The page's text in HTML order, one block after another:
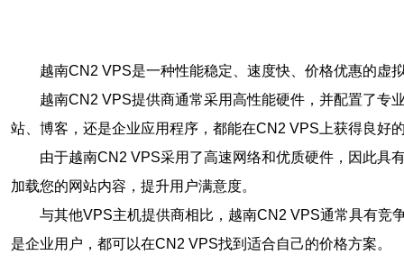
越南CN2 VPS是一种性能稳定、速度快、价格优惠的虚
越南CN2 VPS提供商通常采用高性能硬件，并配置了专
站、博客，还是企业应用程序，都能在CN2 VPS上获得良好
由于越南CN2 VPS采用了高速网络和优质硬件，因此具
加载您的网站内容，提升用户满意度。
与其他VPS主机提供商相比，越南CN2 VPS通常具有竞
是企业用户，都可以在CN2 VPS找到适合自己的价格方案。